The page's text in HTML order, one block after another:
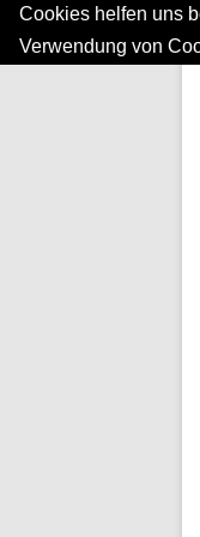
Cookies helfen uns
Verwendung von
Springe